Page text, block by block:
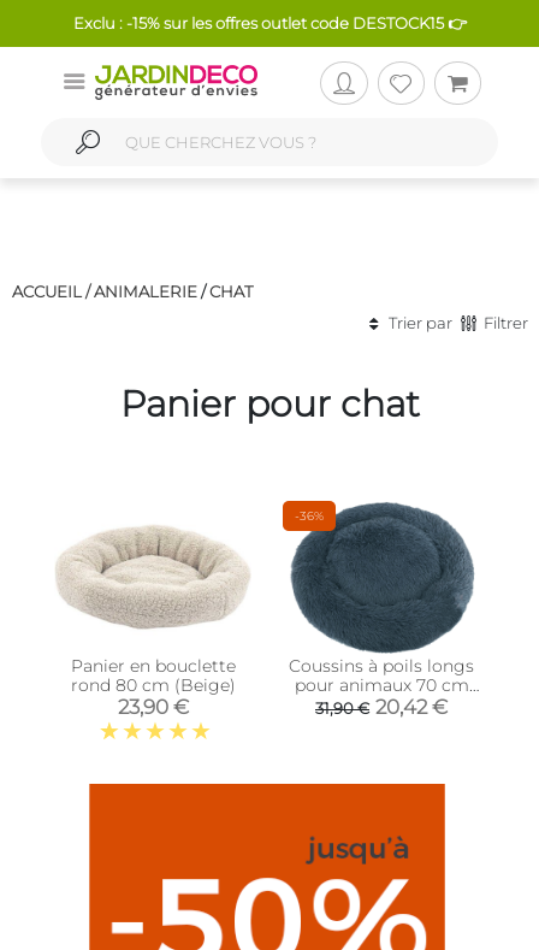
Exclu : -15% sur les offres outlet code DESTOCK15 👉
ACCUEIL /ANIMALERIE/CHAT
Trier par
Filtrer
Panier pour chat
Panier en bouclette
rond 80 cm (Beige)
23,90 €
-36%
Coussins à poils longs
pour animaux 70 cm
(Bleu)
31,90 € 20,42 €